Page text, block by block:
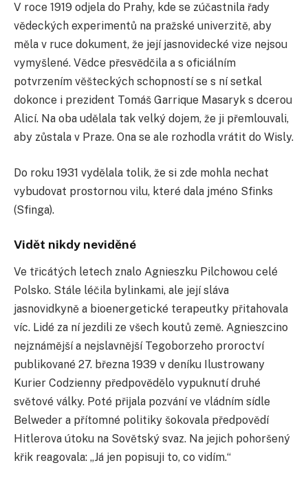
V roce 1919 odjela do Prahy, kde se zúčastnila řady
vědeckých experimentů na pražské univerzitě, aby
měla v ruce dokument, že její jasnovidecké vize nejsou
vymyšlené. Vědce přesvědčila a s oficiálním
potvrzením věšteckých schopností se s ní setkal
dokonce i prezident Tomáš Garrique Masaryk s dcerou
Alicí. Na oba udělala tak velký dojem, že ji přemlouvali,
aby zůstala v Praze. Ona se ale rozhodla vrátit do Wisly.
Do roku 1931 vydělala tolik, že si zde mohla nechat
vybudovat prostornou vilu, které dala jméno Sfinks
(Sfinga).
Vidět nikdy neviděné
Ve třicátých letech znalo Agnieszku Pilchowou celé
Polsko. Stále léčila bylinkami, ale její sláva
jasnovidkyně a bioenergetické terapeutky přitahovala
víc. Lidé za ní jezdili ze všech koutů země. Agnieszcino
nejznámější a nejslavnější Tegoborzeho proroctví
publikované 27. března 1939 v deníku Ilustrowany
Kurier Codzienny předpovědělo vypuknutí druhé
světové války. Poté přĳala pozvání ve vládním sídle
Belweder a přítomné politiky šokovala předpovědí
Hitlerova útoku na Sovětský svaz. Na jejich pohoršený
křik reagovala: „Já jen popisuji to, co vidím.“